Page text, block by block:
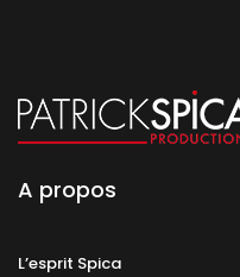
A propos
L’esprit Spica